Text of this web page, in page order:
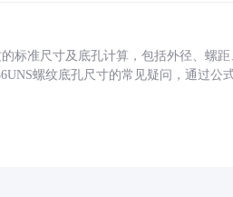
标准尺寸及底孔计算，包括外径、螺
螺纹底孔尺寸的常见疑问，通过